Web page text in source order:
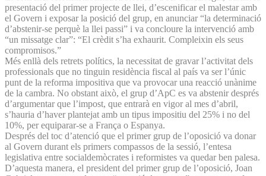
presentació del primer projecte de llei, d’escenificar el malestar amb
el Govern i exposar la posició del grup, en anunciar “la determinació
d’abstenir-se perquè la llei passi” i va concloure la intervenció amb
“un missatge clar”: “El crèdit s’ha exhaurit. Compleixin els seus
compromisos.”
Més enllà dels retrets polítics, la necessitat de gravar l’activitat dels
professionals que no tinguin residència fiscal al país va ser l’únic
punt de la reforma impositiva que va provocar una reacció unànime
de la cambra. No obstant això, el grup d’ApC es va abstenir després
d’argumentar que l’impost, que entrarà en vigor al mes d’abril,
s’hauria d’haver plantejat amb un tipus impositiu del 25% i no del
10%, per equiparar-se a França o Espanya.
Després del toc d’atenció que el primer grup de l’oposició va donar
al Govern durant els primers compassos de la sessió, l’entesa
legislativa entre socialdemòcrates i reformistes va quedar ben palesa.
D’aquesta manera, el president del primer grup de l’oposició, Joan